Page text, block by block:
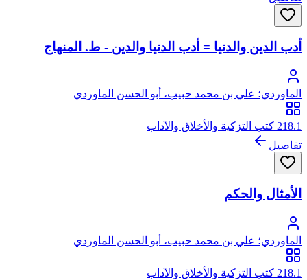
أدب الدين والدنيا = أدب الدنيا والدين - ط. المنهاج
الماوردي؛ علي بن محمد حبيب، أبو الحسن الماوردي
218.1 كتب التزكية والأخلاق والآداب
تفاصيل
الأمثال والحكم
الماوردي؛ علي بن محمد حبيب، أبو الحسن الماوردي
218.1 كتب التزكية والأخلاق والآداب